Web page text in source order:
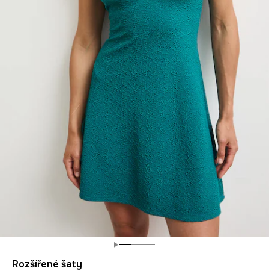
Rozšířené šaty